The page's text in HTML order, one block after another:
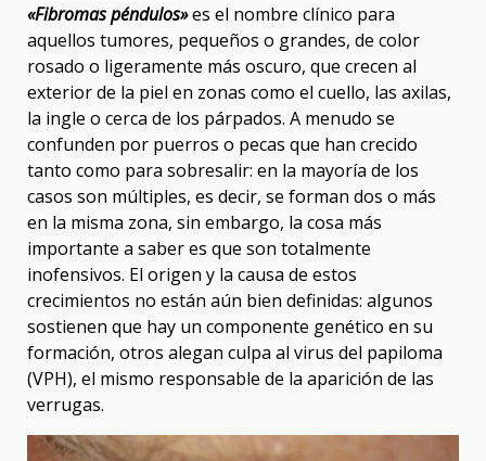
«Fibromas péndulos»es el nombre clínico para
aquellos tumores, pequeños o grandes, de color
rosado o ligeramente más oscuro, que crecen al
exterior de la piel en zonas como el cuello, las axilas,
la ingle o cerca de los párpados. A menudo se
confunden por puerros o pecas que han crecido
tanto como para sobresalir: en la mayoría de los
casos son múltiples, es decir, se forman dos o más
en la misma zona, sin embargo, la cosa más
importante a saber es que son totalmente
inofensivos. El origen y la causa de estos
crecimientos no están aún bien definidas: algunos
sostienen que hay un componente genético en su
formación, otros alegan culpa al virus del papiloma
(VPH), el mismo responsable de la aparición de las
verrugas.